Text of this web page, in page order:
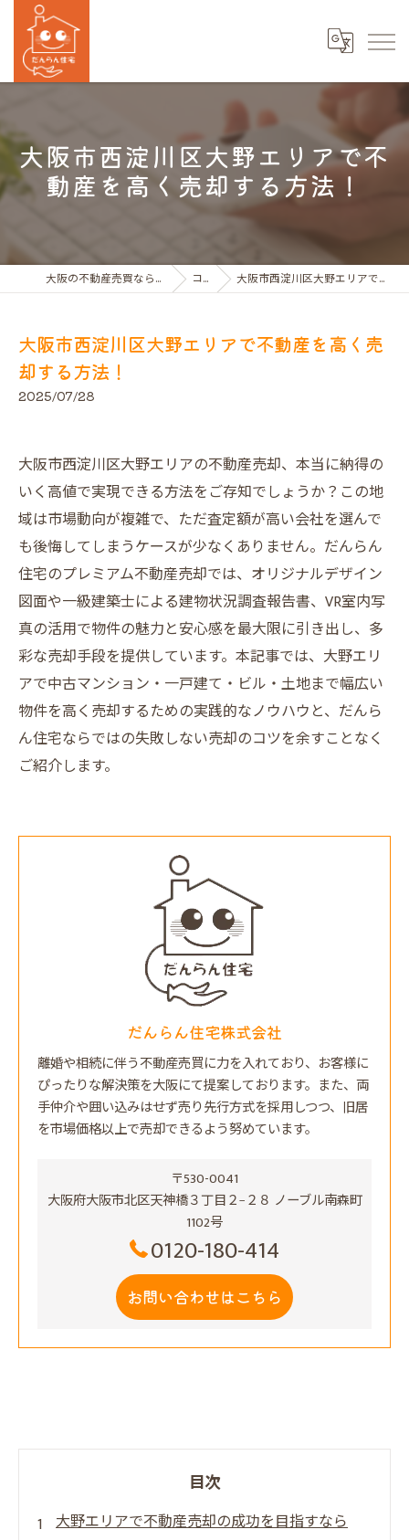
大阪市西淀川区大野エリアで不
動産を高く売却する方法！
大阪の不動産売買ならだんらん住宅株式会社 コラム 大阪市西淀川区大野エリアで不動産を高く売却する方法！
大阪市西淀川区大野エリアで不動産を高く売
却する方法！
2025/07/28
大阪市西淀川区大野エリアの不動産売却、本当に納得の
いく高値で実現できる方法をご存知でしょうか？この地
域は市場動向が複雑で、ただ査定額が高い会社を選んで
も後悔してしまうケースが少なくありません。だんらん
住宅のプレミアム不動産売却では、オリジナルデザイン
図面や一級建築士による建物状況調査報告書、VR室内写
真の活用で物件の魅力と安心感を最大限に引き出し、多
彩な売却手段を提供しています。本記事では、大野エリ
アで中古マンション・一戸建て・ビル・土地まで幅広い
物件を高く売却するための実践的なノウハウと、だんら
ん住宅ならではの失敗しない売却のコツを余すことなく
ご紹介します。
だんらん住宅株式会社
離婚や相続に伴う不動産売買に力を入れており、お客様に
ぴったりな解決策を大阪にて提案しております。また、両
手仲介や囲い込みはせず売り先行方式を採用しつつ、旧居
を市場価格以上で売却できるよう努めています。
〒530-0041
大阪府大阪市北区天神橋３丁目２−２８ ノーブル南森町
1102号
0120-180-414
お問い合わせはこちら
目次
大野エリアで不動産売却の成功を目指すなら